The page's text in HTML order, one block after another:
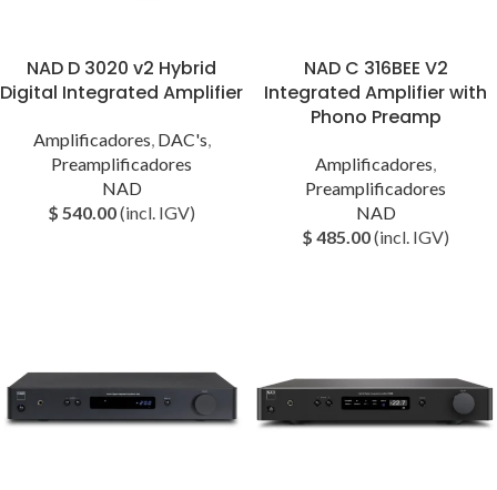
NAD D 3020 v2 Hybrid
Digital Integrated Amplifier
Amplificadores, DAC's,
Preamplificadores
NAD
$ 540.00(incl. IGV)
NAD C 316BEE V2
Integrated Amplifier with
Phono Preamp
Amplificadores,
Preamplificadores
NAD
$ 485.00(incl. IGV)